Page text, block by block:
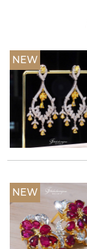
NEW
NEW